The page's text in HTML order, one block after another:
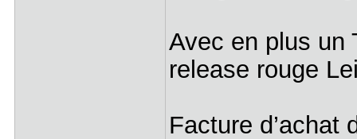
Avec en plus un
release rouge
Facture d’achat